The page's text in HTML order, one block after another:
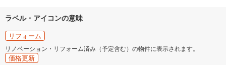
ラベル・アイコンの意味
リフォーム
リノベーション・リフォーム済み（予定含む）の物件に表示されます。
価格更新